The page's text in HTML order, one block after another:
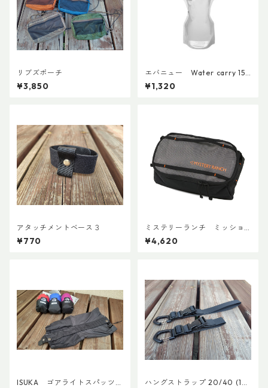
リブズポーチ
¥3,850
エバニュー Water carry 150
0ml Grey
¥1,320
アタッチメントベース３
¥770
ミステリーランチ ミッショ
ンパッキングキューブ M ブ
ラック
¥4,620
ISUKA ゴアライトスパッツカ
ハングストラップ 20/40 (1